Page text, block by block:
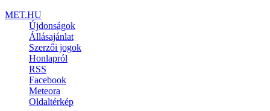
MET.HU
Újdonságok
Állásajánlat
Szerzői jogok
Honlapról
RSS
Facebook
Meteora
Oldaltérkép